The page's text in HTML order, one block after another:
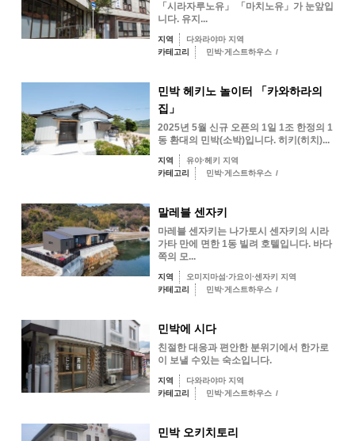
「시라자루노유」 「마치노유」가 눈앞입
니다. 유지...
지역
다와라야마 지역
카테고리
민박·게스트하우스 /
민박 헤키노 놀이터 「카와하라의
집」
2025년 5월 신규 오픈의 1일 1조 한정의 1
동 환대의 민박(소박)입니다. 히키(히치)...
지역
유야·헤키 지역
카테고리
민박·게스트하우스 /
말레블 센자키
마레블 센자키는 나가토시 센자키의 시라
가타 만에 면한 1동 빌려 호텔입니다. 바다
쪽의 모...
지역
오미지마섬·가요이·센자키 지역
카테고리
민박·게스트하우스 /
민박에 시다
친절한 대응과 편안한 분위기에서 한가로
이 보낼 수있는 숙소입니다.
지역
다와라야마 지역
카테고리
민박·게스트하우스 /
민박 오키치토리